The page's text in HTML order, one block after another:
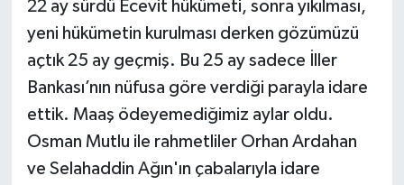
22 ay sürdü Ecevit hükümeti, sonra yıkılması,
yeni hükümetin kurulması derken gözümüzü
açtık 25 ay geçmiş. Bu 25 ay sadece İller
Bankası’nın nüfusa göre verdiği parayla idare
ettik. Maaş ödeyemediğimiz aylar oldu.
Osman Mutlu ile rahmetliler Orhan Ardahan
ve Selahaddin Ağın'ın çabalarıyla idare